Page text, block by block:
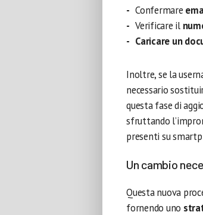
Confermare
Verificare il
Caricare un
Inoltre, se la
necessario
questa fase di
sfruttando
presenti su
Un cambio
Questa nuova
fornendo uno